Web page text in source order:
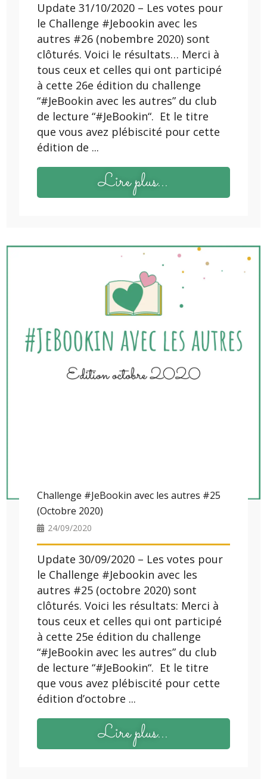
Update 31/10/2020 – Les votes pour
le Challenge #Jebookin avec les
autres #26 (nobembre 2020) sont
clôturés. Voici le résultats… Merci à
tous ceux et celles qui ont participé
à cette 26e édition du challenge
“#JeBookin avec les autres” du club
de lecture “#JeBookin“. Et le titre
que vous avez plébiscité pour cette
édition de ...
Lire plus...
Challenge #JeBookin avec les autres #25
(Octobre 2020)
24/09/2020
Update 30/09/2020 – Les votes pour
le Challenge #Jebookin avec les
autres #25 (octobre 2020) sont
clôturés. Voici les résultats: Merci à
tous ceux et celles qui ont participé
à cette 25e édition du challenge
“#JeBookin avec les autres” du club
de lecture “#JeBookin“. Et le titre
que vous avez plébiscité pour cette
édition d’octobre ...
Lire plus...